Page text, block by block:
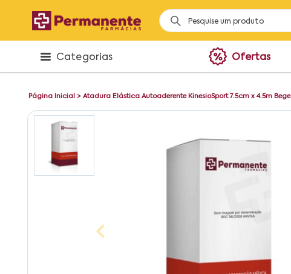
Categorias Ofertas
Página Inicial > Atadura Elástica Autoaderente KinesioSport 7.5cm x 4.5m Bege